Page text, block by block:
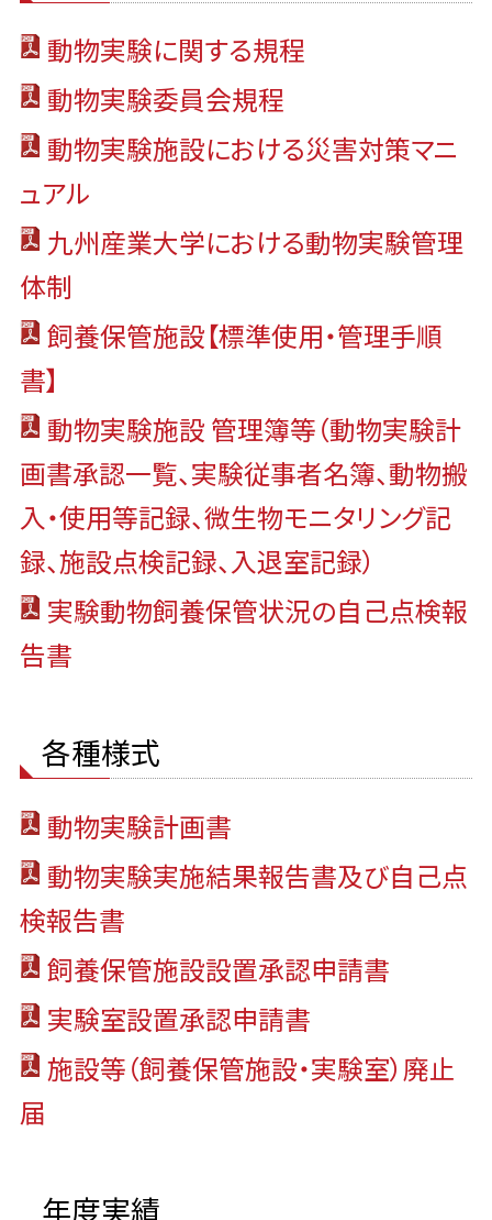
動物実験に関する規程
動物実験委員会規程
動物実験施設における災害対策マニ
ュアル
九州産業大学における動物実験管理
体制
飼養保管施設【標準使用・管理手順
書】
動物実験施設 管理簿等（動物実験計
画書承認一覧、実験従事者名簿、動物搬
入・使用等記録、微生物モニタリング記
録、施設点検記録、入退室記録）
実験動物飼養保管状況の自己点検報
告書
各種様式
動物実験計画書
動物実験実施結果報告書及び自己点
検報告書
飼養保管施設設置承認申請書
実験室設置承認申請書
施設等（飼養保管施設・実験室）廃止
届
年度実績